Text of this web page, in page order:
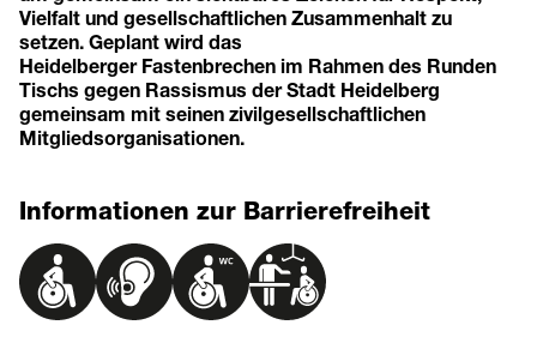
Vielfalt und gesellschaftlichen Zusammenhalt zu
setzen. Geplant wird das
Heidelberger Fastenbrechen im Rahmen des Runden
Tischs gegen Rassismus der Stadt Heidelberg
gemeinsam mit seinen zivilgesellschaftlichen
Mitgliedsorganisationen.
Informationen zur Barrierefreiheit